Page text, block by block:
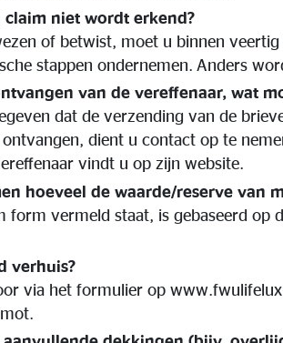
niet wordt erkend?
of betwist, moet u binnen
stappen ondernemen. Anders
van de vereffenaar, wat
dat de verzending van de
dient u contact op te
vindt u op zijn website.
hoeveel de waarde/reserve van
form vermeld staat, is gebaseerd op
verhuis?
via het formulier op